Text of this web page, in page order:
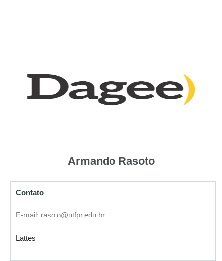
Armando Rasoto
Contato
E-mail: rasoto@utfpr.edu.br
Lattes